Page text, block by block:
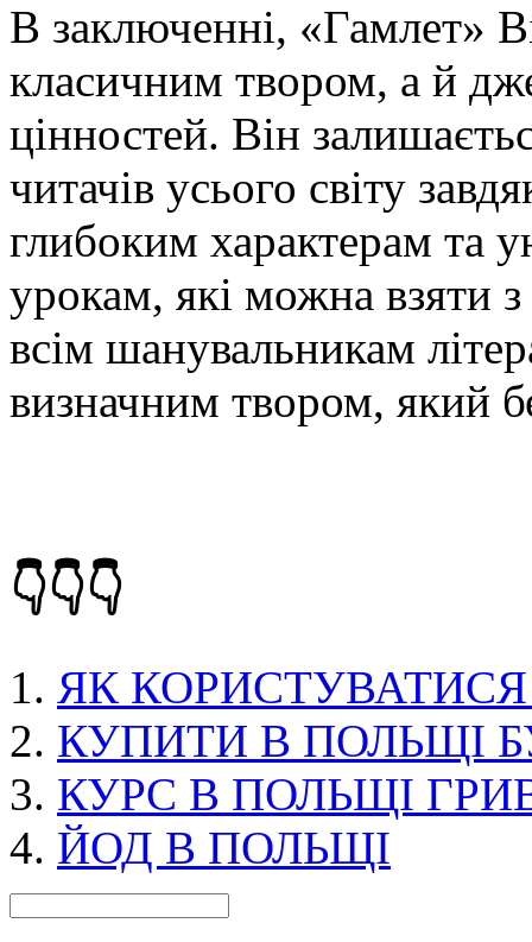
В заключенні, «Гамлет»
класичним твором, а й
цінностей. Він
читачів усього світу
глибоким характерам та
урокам, які можна взяти
всім шанувальникам
визначним твором, який
👇👇👇
ЯК КОРИСТУВАТИСЯ
КУПИТИ В ПОЛЬЩІ
КУРС В ПОЛЬЩІ
ЙОД В ПОЛЬЩІ